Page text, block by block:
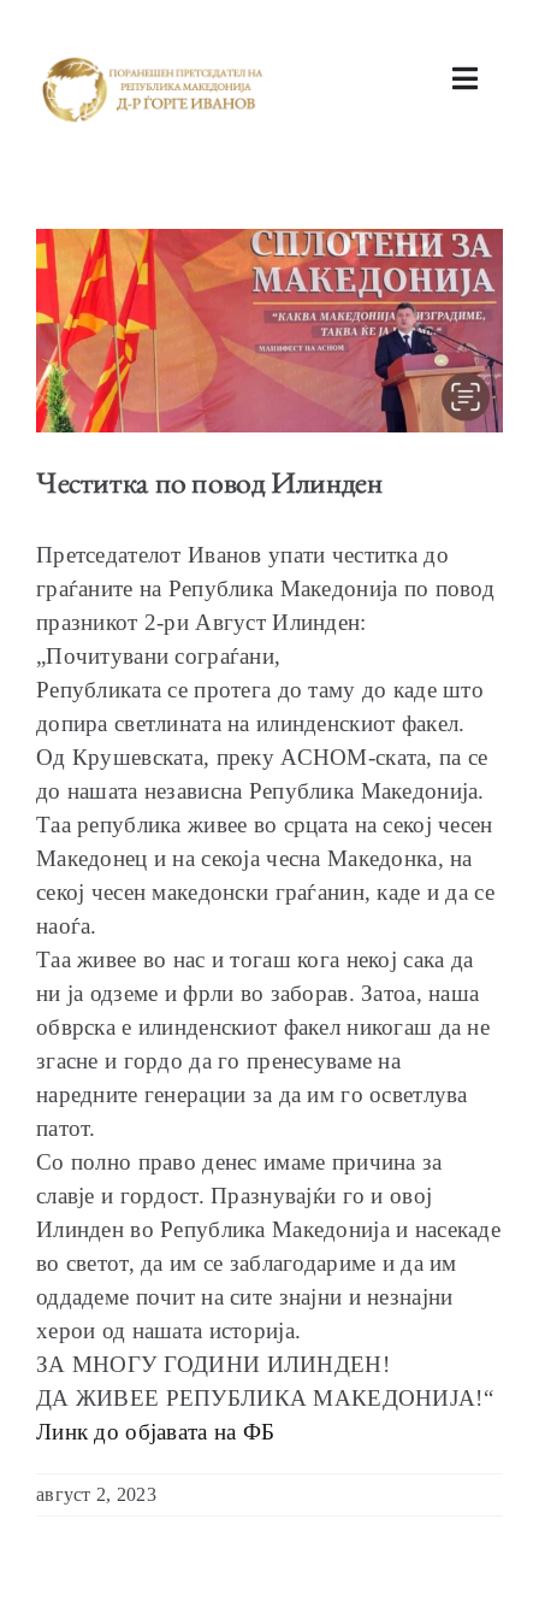
КАБИНЕТ
ОБРАЌАЊА
ШКОЛА ЗА МЛАДИ ЛИДЕРИ
ПРМ 2009-2019
Честитка по повод Илинден
Претседателот Иванов упати честитка до
граѓаните на Република Македонија по повод
празникот 2-ри Август Илинден:
„Почитувани сограѓани,
Републиката се протега до таму до каде што
допира светлината на илинденскиот факел.
Од Крушевската, преку АСНОМ-ската, па сe
до нашата независна Република Македонија.
Таа република живее во срцата на секој чесен
Македонец и на секоја чесна Македонка, на
секој чесен македонски граѓанин, каде и да се
наоѓа.
Таа живее во нас и тогаш кога некој сака да
ни ја одземе и фрли во заборав. Затоа, наша
обврска е илинденскиот факел никогаш да не
згасне и гордо да го пренесуваме на
наредните генерации за да им го осветлува
патот.
Со полно право денес имаме причина за
славје и гордост. Празнувајќи го и овој
Илинден во Република Македонија и насекаде
во светот, да им се заблагодариме и да им
оддадеме почит на сите знајни и незнајни
херои од нашата историја.
ЗА МНОГУ ГОДИНИ ИЛИНДЕН!
ДА ЖИВЕЕ РЕПУБЛИКА МАКЕДОНИЈА!“
Линк до објавата на ФБ
август 2, 2023